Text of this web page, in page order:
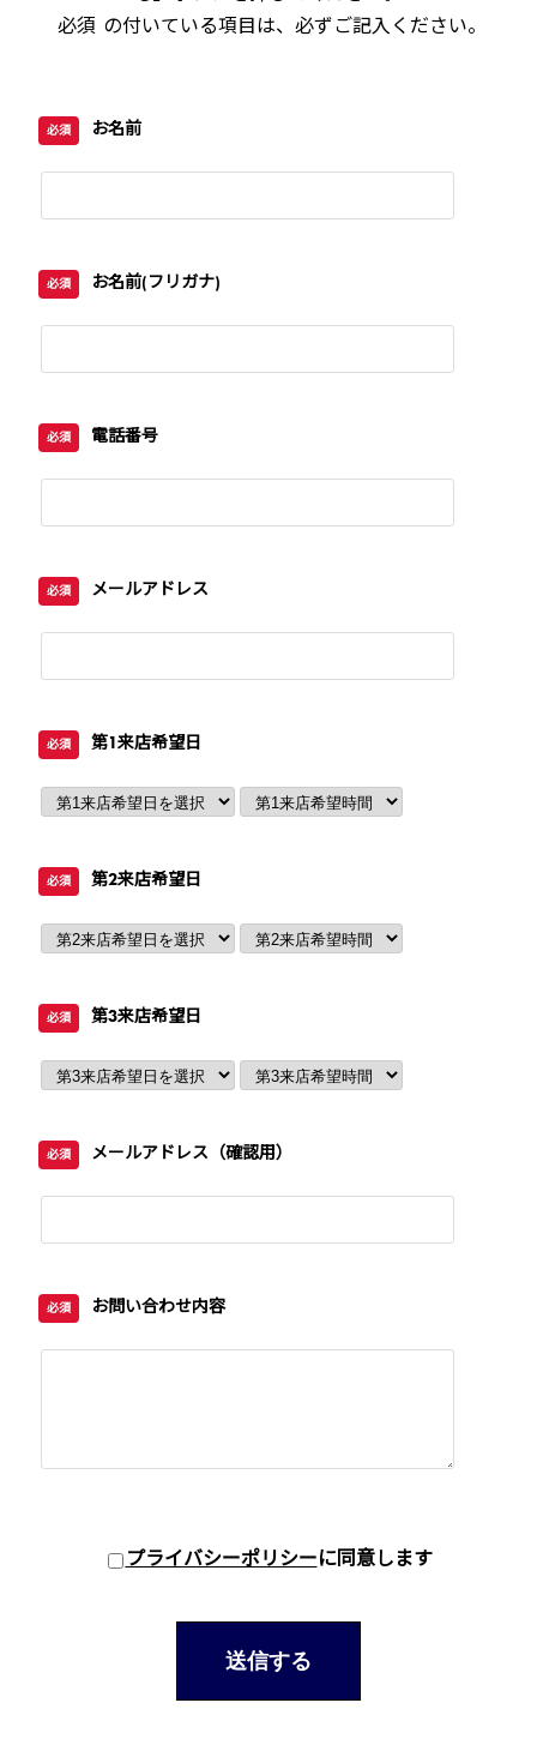
必須 の付いている項目は、必ずご記入ください。
必須 お名前
必須 お名前(フリガナ)
必須 電話番号
必須 メールアドレス
必須 第1来店希望日
必須 第2来店希望日
必須 第3来店希望日
必須 メールアドレス（確認用）
必須 お問い合わせ内容
プライバシーポリシーに同意します